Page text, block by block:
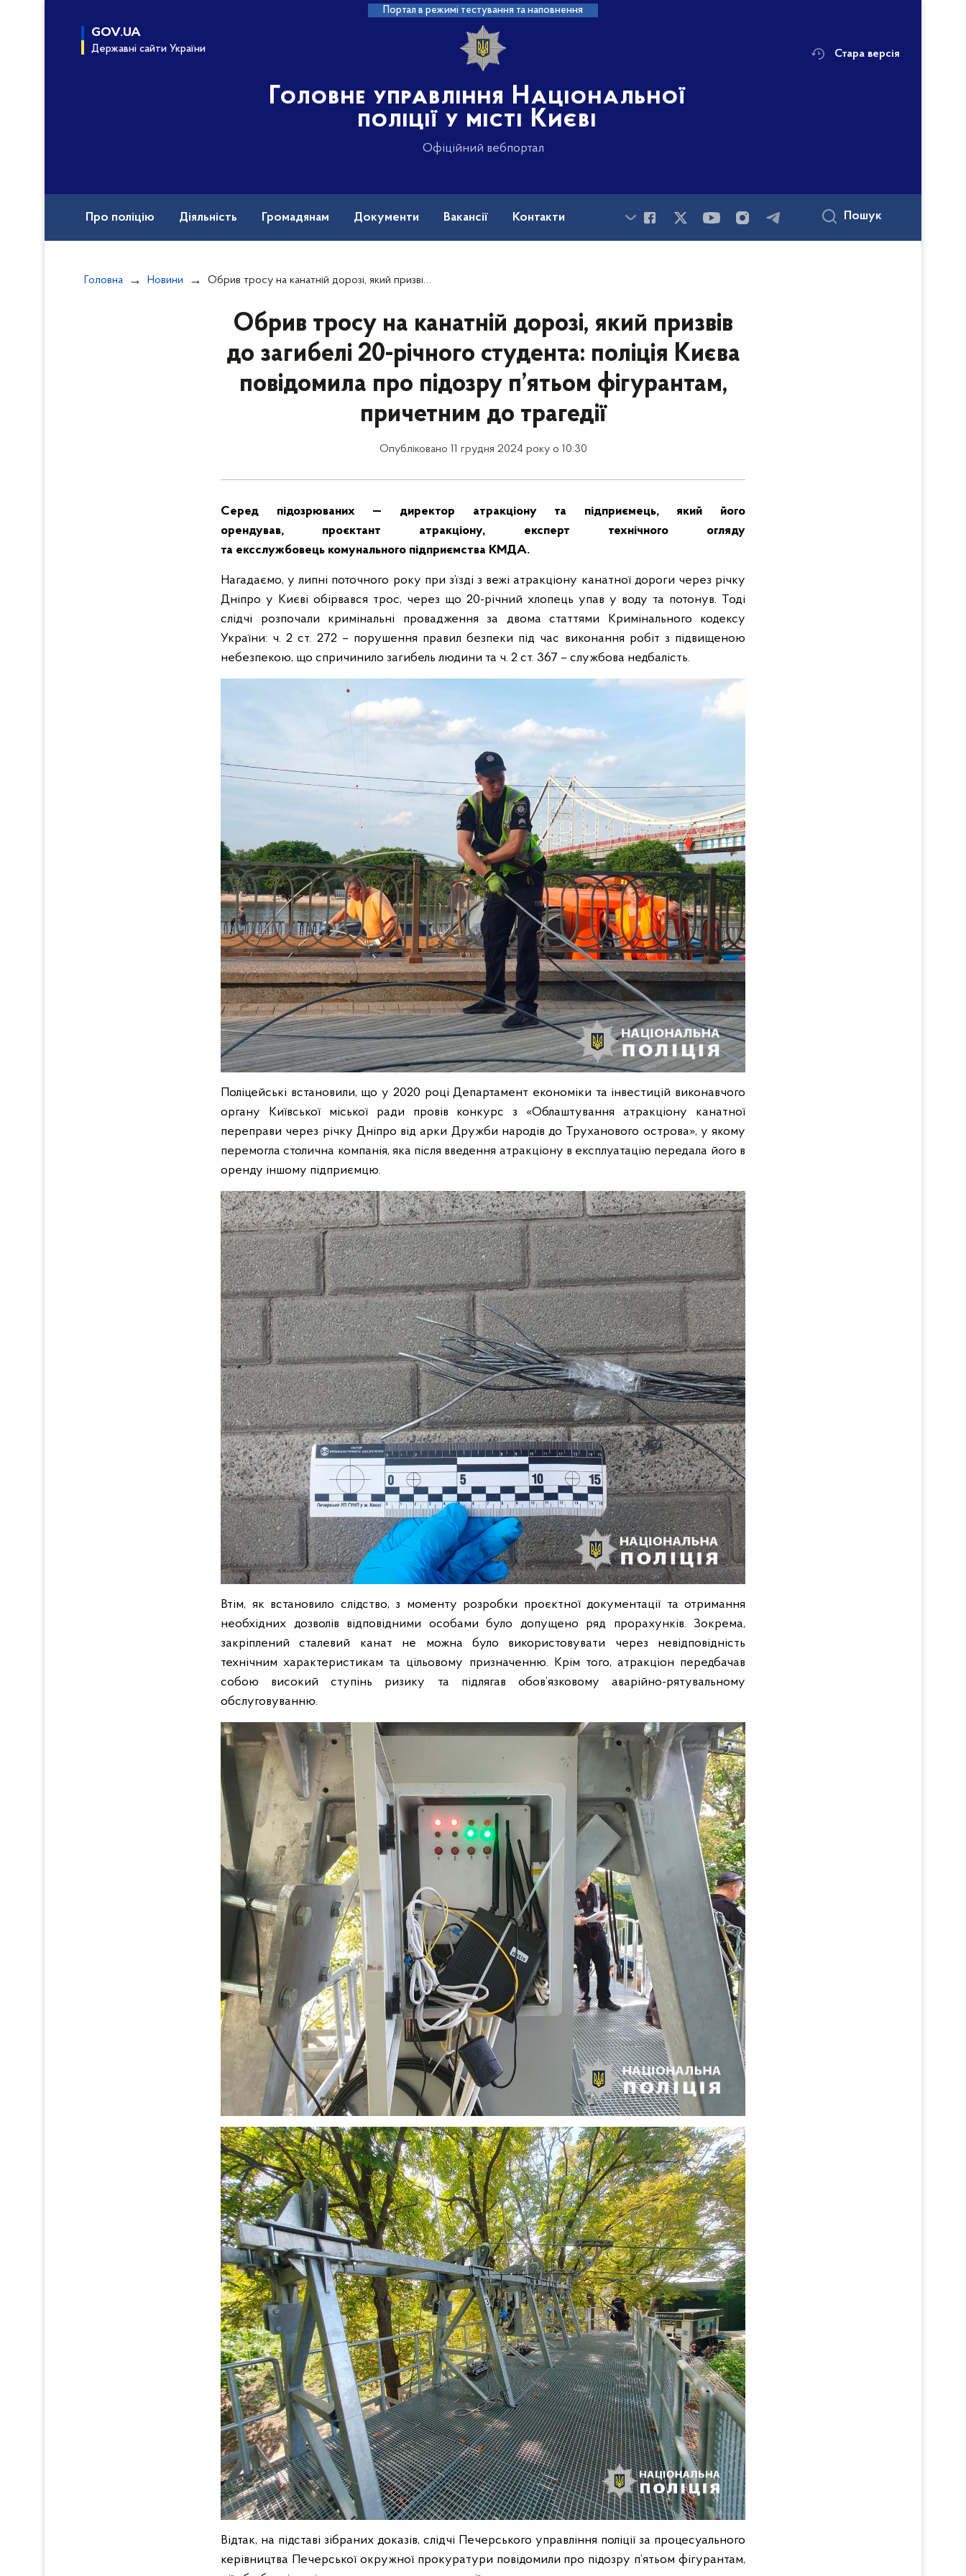
Портал в режимі тестування та наповнення
GOV.UA
Державні сайти України
Головне управління Національної
поліції у місті Києві
Офіційний вебпортал
Стара версія
Про поліцію Діяльність Громадянам Документи Вакансії Контакти Пошук
Головна Новини Обрив тросу на канатній дорозі, який призвів до загибелі 20-річного студента: поліція Києва повідомила про підозру п’ятьом фігурантам, причетним до трагедії
Обрив тросу на канатній дорозі, який призвів
до загибелі 20-річного студента: поліція Києва
повідомила про підозру п’ятьом фігурантам,
причетним до трагедії
Опубліковано 11 грудня 2024 року о 10:30
Серед підозрюваних — директор атракціону та підприємець, який його
орендував, проєктант атракціону, експерт технічного огляду
та ексслужбовець комунального підприємства КМДА.
Нагадаємо, у липні поточного року при з’їзді з вежі атракціону канатної дороги через річку
Дніпро у Києві обірвався трос, через що 20-річний хлопець упав у воду та потонув. Тоді
слідчі розпочали кримінальні провадження за двома статтями Кримінального кодексу
України: ч. 2 ст. 272 – порушення правил безпеки під час виконання робіт з підвищеною
небезпекою, що спричинило загибель людини та ч. 2 ст. 367 – службова недбалість.
Поліцейські встановили, що у 2020 році Департамент економіки та інвестицій виконавчого
органу Київської міської ради провів конкурс з «Облаштування атракціону канатної
переправи через річку Дніпро від арки Дружби народів до Труханового острова», у якому
перемогла столична компанія, яка після введення атракціону в експлуатацію передала його в
оренду іншому підприємцю.
Втім, як встановило слідство, з моменту розробки проєктної документації та отримання
необхідних дозволів відповідними особами було допущено ряд прорахунків. Зокрема,
закріплений сталевий канат не можна було використовувати через невідповідність
технічним характеристикам та цільовому призначенню. Крім того, атракціон передбачав
собою високий ступінь ризику та підлягав обов’язковому аварійно-рятувальному
обслуговуванню.
Відтак, на підставі зібраних доказів, слідчі Печерського управління поліції за процесуального
керівництва Печерської окружної прокуратури повідомили про підозру п’ятьом фігурантам,